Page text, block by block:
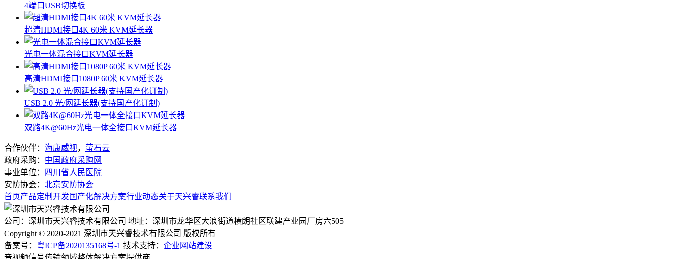
4端口USB切换板
超清HDMI接口4K 60米 KVM延长器
光电一体混合接口KVM延长器
高清HDMI接口1080P 60米 KVM延长器
USB 2.0 光/网延长器(支持国产化订制)
双路4K@60Hz光电一体全接口KVM延长器
合作伙伴： 海康威视， 萤石云
政府采购： 中国政府采购网
事业单位：
四川省人民医院
安防协会： 北京安防协会
首页产品定制开发 国产化解决方案行业动态关于天兴睿联系我们
公司：深圳市天兴睿技术有限公司 地址：深圳市龙华区大浪街道横朗社区联建产业园厂房六505
Copyright © 2020-2021 深圳市天兴睿技术有限公司 版权所有
备案号： 粤ICP备2020135168号-1 技术支持： 企业网站建设